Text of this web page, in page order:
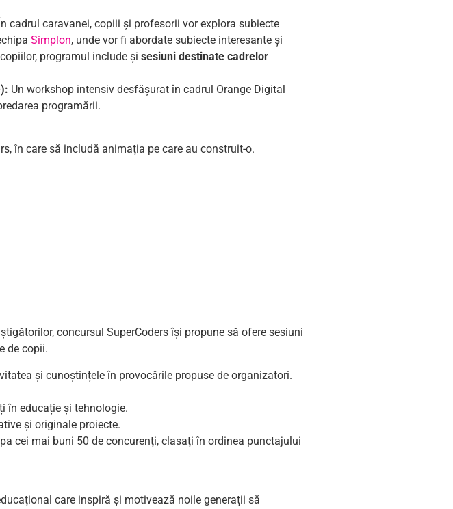
cadrul caravanei, copiii și profesorii vor explora subiecte
Simplon, unde vor fi abordate subiecte interesante și
programul include și sesiuni destinate cadrelor
Un workshop intensiv desfășurat în cadrul Orange Digital
programării.
în care să includă animația pe care au construit-o.
concursul SuperCoders își propune să ofere sesiuni
de copii.
și cunoștințele în provocările propuse de organizatori.
în educație și tehnologie.
și originale proiecte.
cei mai buni 50 de concurenți, clasați în ordinea punctajului
care inspiră și motivează noile generații să